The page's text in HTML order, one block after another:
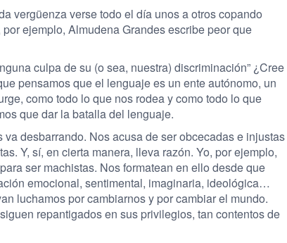
vergüenza verse todo el día unos a otros copando
ejemplo, Almudena Grandes escribe peor que
culpa de su (o sea, nuestra) discriminación” ¿Cree
pensamos que el lenguaje es un ente autónomo, un
como todo lo que nos rodea y como todo lo que
que dar la batalla del lenguaje.
desbarrando. Nos acusa de ser obcecadas e injustas
Y, sí, en cierta manera, lleva razón. Yo, por ejemplo,
ser machistas. Nos formatean en ello desde que
emocional, sentimental, imaginaria, ideológica…
luchamos por cambiarnos y por cambiar el mundo.
repantigados en sus privilegios, tan contentos de